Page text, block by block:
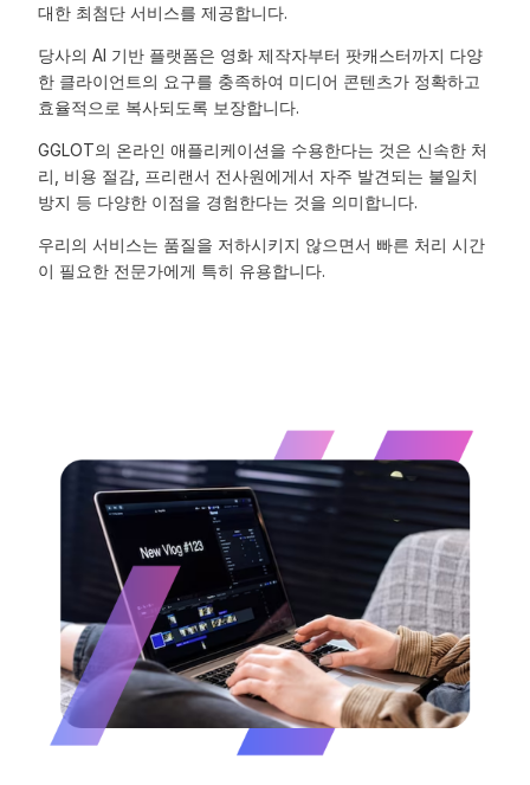
대한 최첨단 서비스를 제공합니다.
당사의 AI 기반 플랫폼은 영화 제작자부터 팟캐스터까지 다양
한 클라이언트의 요구를 충족하여 미디어 콘텐츠가 정확하고
효율적으로 복사되도록 보장합니다.
GGLOT의 온라인 애플리케이션을 수용한다는 것은 신속한 처
리, 비용 절감, 프리랜서 전사원에게서 자주 발견되는 불일치
방지 등 다양한 이점을 경험한다는 것을 의미합니다.
우리의 서비스는 품질을 저하시키지 않으면서 빠른 처리 시간
이 필요한 전문가에게 특히 유용합니다.